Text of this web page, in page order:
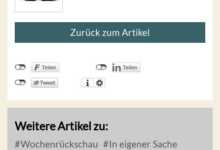
Zurück zum Artikel
Weitere Artikel zu:
Wochenrückschau
In eigener Sache